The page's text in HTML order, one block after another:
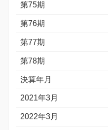
第75期
第76期
第77期
第78期
決算年月
2021年3月
2022年3月